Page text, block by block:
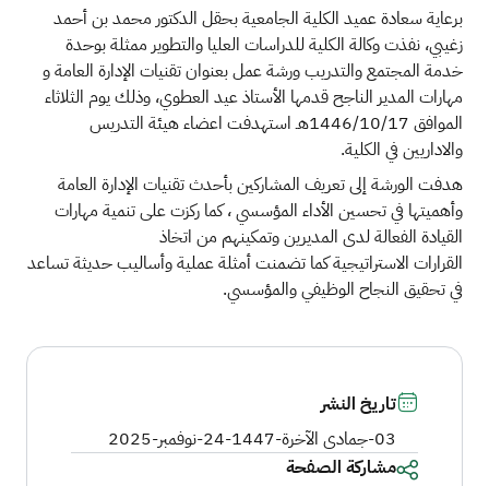
برعاية سعادة عميد الكلية الجامعية بحقل الدكتور محمد بن أحمد
زغيبي، نفذت وكالة الكلية للدراسات العليا والتطوير ممثلة بوحدة
خدمة المجتمع والتدريب ورشة عمل بعنوان تقنيات الإدارة العامة و
مهارات المدير الناجح قدمها الأستاذ عيد العطوي، وذلك يوم الثلاثاء
الموافق 1446/10/17هـ استهدفت اعضاء هيئة التدريس
والاداريين في الكلية.​
هدفت الورشة إلى تعريف المشاركين بأحدث تقنيات الإدارة العامة
وأهميتها في تحسين الأداء المؤسسي ، كما ركزت على تنمية مهارات
القيادة الفعالة لدى المديرين وتمكينهم من اتخاذ
القرارات الاستراتيجية كما تضمنت أمثلة عملية وأساليب حديثة تساعد
في تحقيق النجاح الوظيفي والمؤسسي.
تاريخ النشر
03-جمادى الآخرة-1447
-24-نوفمبر-2025
مشاركة الصفحة